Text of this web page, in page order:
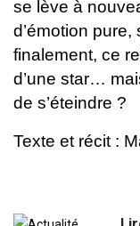
se lève à
d’émotion
finalement, ce
d’une star…
de s’éteindre ?
Texte et récit :